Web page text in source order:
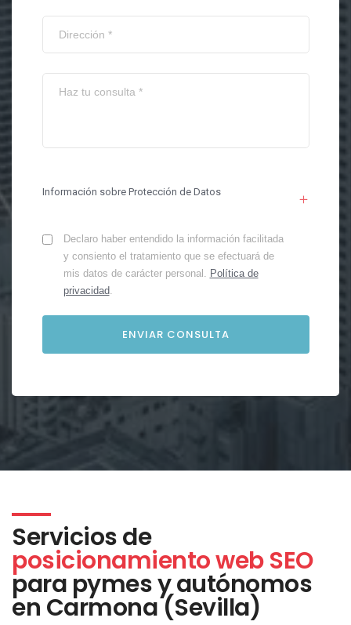
Información sobre Protección de Datos
Declaro haber entendido la información facilitada
y consiento el tratamiento que se efectuará de
mis datos de carácter personal. Política de
privacidad.
Servicios de
posicionamiento web SEO
para pymes y autónomos
en Carmona (Sevilla)